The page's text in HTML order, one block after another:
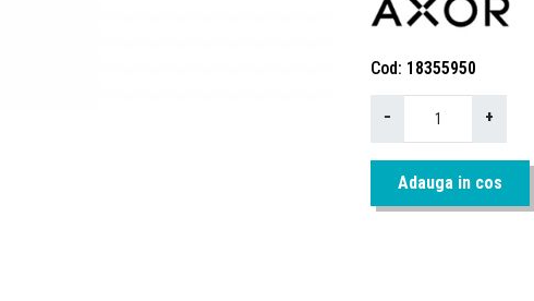
Cod 18355950
− +
Adauga in cos